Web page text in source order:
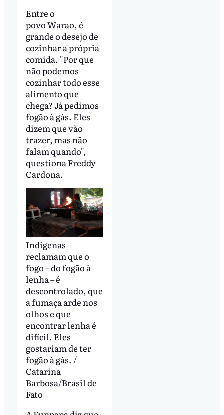
Entre o
povo Warao, é
grande o desejo de
cozinhar a própria
comida. "Por que
não podemos
cozinhar todo esse
alimento que
chega? Já pedimos
fogão à gás. Eles
dizem que vão
trazer, mas não
falam quando",
questiona Freddy
Cardona.
Indígenas
reclamam que o
fogo – do fogão à
lenha – é
descontrolado, que
a fumaça arde nos
olhos e que
encontrar lenha é
difícil. Eles
gostariam de ter
fogão à gás. /
Catarina
Barbosa/Brasil de
Fato